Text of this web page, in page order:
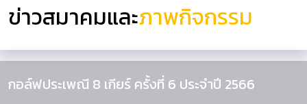
ข่าวสมาคมและภาพกิจกรรม
กอล์ฟประเพณี 8 เกียร์ ครั้งที่ 6 ประจำปี 2566